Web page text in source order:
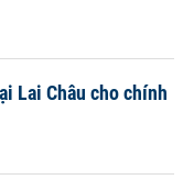
Lai Châu cho chính